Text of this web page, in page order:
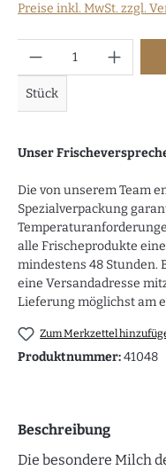
Preise inkl. MwSt. zzgl.
Stück
Unser
Die von unserem Team
Spezialverpackung
alle Frischeprodukte
mindestens 48 Stunden.
eine Versandadresse
Lieferung möglichst am
Zum Merkzettel
Produktnummer:41048
Beschreibung
Die besondere Milch